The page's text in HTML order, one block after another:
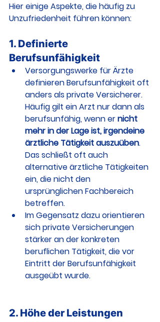
Hier einige Aspekte, die häufig zu
Unzufriedenheit führen können:
1. Definierte
Berufsunfähigkeit
Versorgungswerke für Ärzte
definieren Berufsunfähigkeit oft
anders als private Versicherer.
Häufig gilt ein Arzt nur dann als
berufsunfähig, wenn er nicht
mehr in der Lage ist, irgendeine
ärztliche Tätigkeit auszuüben.
Das schließt oft auch
alternative ärztliche Tätigkeiten
ein, die nicht den
ursprünglichen Fachbereich
betreffen.
Im Gegensatz dazu orientieren
sich private Versicherungen
stärker an der konkreten
beruflichen Tätigkeit, die vor
Eintritt der Berufsunfähigkeit
ausgeübt wurde.
2. Höhe der Leistungen